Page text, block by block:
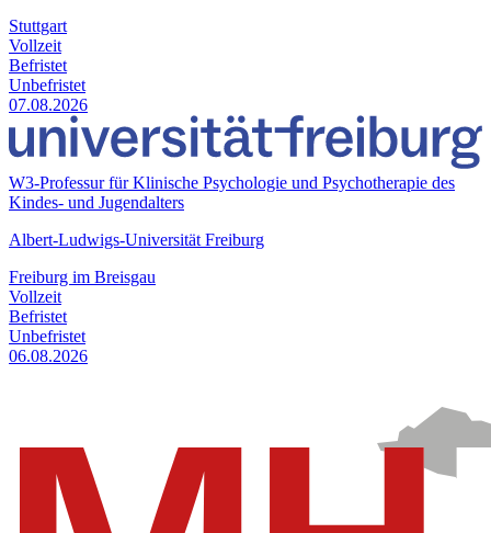
Stuttgart
Vollzeit
Befristet
Unbefristet
07.08.2026
W3-Professur für Klinische Psychologie und Psychotherapie des
Kindes- und Jugendalters
Albert-Ludwigs-Universität Freiburg
Freiburg im Breisgau
Vollzeit
Befristet
Unbefristet
06.08.2026